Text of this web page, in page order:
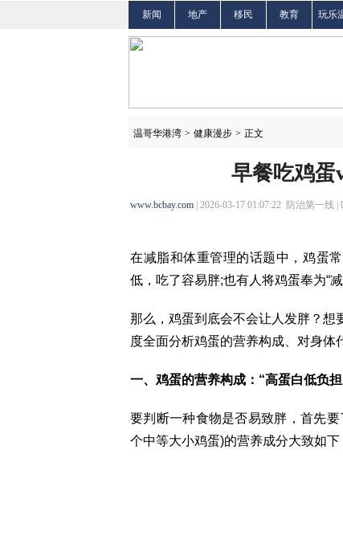
新闻 地产 移民 教育 玩乐
温哥华港湾 > 健康漫步 > 正文
早餐吃鸡蛋
www.bcbay.com | 2026-03-17 01:07:22 防治第一线 |
在减脂和体重管理的话题中，鸡蛋
低，吃了容易胖;也有人将鸡蛋奉为“减
那么，鸡蛋到底会不会让人发胖？想
度全面分析鸡蛋的营养构成、对身体
一、鸡蛋的营养构成：“高蛋白低负
要判断一种食物是否易致胖，首先
个中等大小鸡蛋)的营养成分大致如下